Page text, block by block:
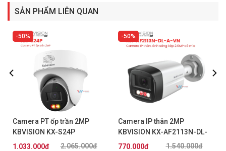
SẢN PHẨM LIÊN QUAN
50%
Camera PT ốp trần 2MP
KBVISION KX-S24P
2.065.000đ
1.033.000đ
50%
Camera IP thân 2MP
KBVISION KX-AF2113N-DL-
A-VN
1.540.000đ
770.000đ